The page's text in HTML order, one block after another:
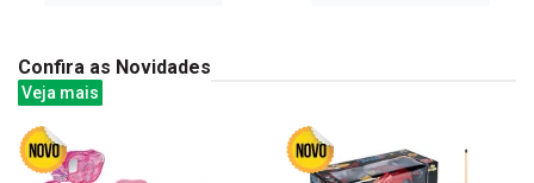
Confira as Novidades
Veja mais